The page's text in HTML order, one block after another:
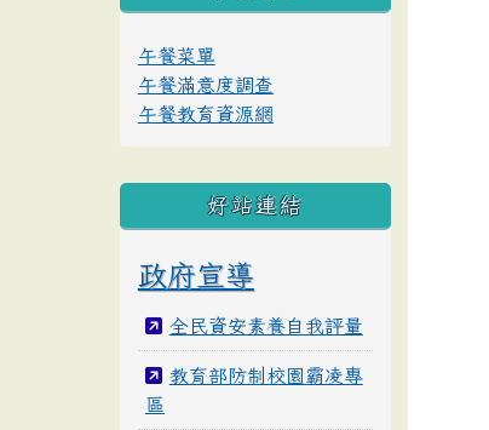
午餐菜單
午餐滿意度調查
午餐教育資源網
好站連結
政府宣導
全民資安素養自我評量
教育部防制校園霸凌專
區